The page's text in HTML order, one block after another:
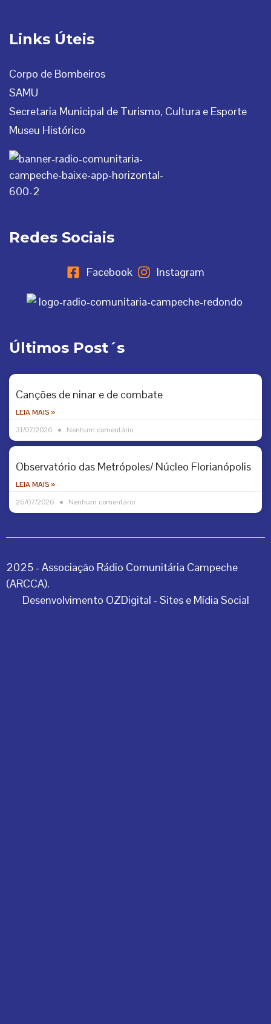
Links Úteis
Corpo de Bombeiros
SAMU
Secretaria Municipal de Turismo, Cultura e Esporte
Museu Histórico
Últimos Post´s
Canções de ninar e de combate
LEIA MAIS »
31/07/2026
Nenhum comentário
Observatório das Metrópoles/ Núcleo Florianópolis
LEIA MAIS »
26/07/2026
Nenhum comentário
Redes Sociais
Facebook Instagram
2025 - Associação Rádio Comunitária Campeche
(ARCCA).
Desenvolvimento OZDigital - Sites e Mídia Social